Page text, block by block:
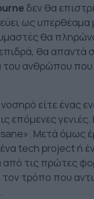
δεν θα
ως
θα
θα απαντά
του ανθρώπου
είτε ένας
επόμενες
Μετά όμως
tech project ή
από τις πρώτες
τον τρόπο που